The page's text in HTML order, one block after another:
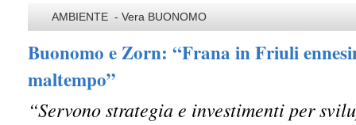
AMBIENTE - Vera BUONOMO
Buonomo e Zorn: “Frana in Friuli
maltempo”
“Servono strategia e investimenti per